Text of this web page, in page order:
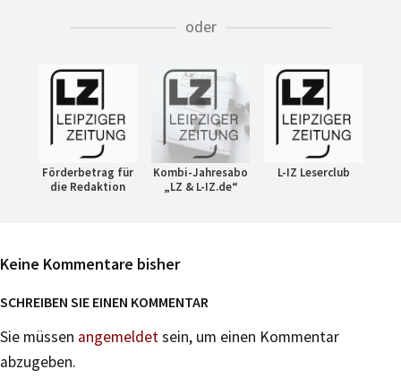
oder
Förderbetrag für
die Redaktion
Kombi-Jahresabo
„LZ & L-IZ.de“
L-IZ Leserclub
Keine Kommentare bisher
SCHREIBEN SIE EINEN KOMMENTAR
Sie müssen angemeldetsein, um einen Kommentar
abzugeben.